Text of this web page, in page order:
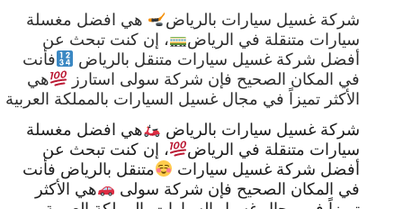
شركة غسيل سيارات بالرياض
هي افضل مغسلة
سيارات متنقلة في الرياض
، إن كنت تبحث عن
أفضل شركة غسيل سيارات متنقل بالرياض
فأنت
في المكان الصحيح فإن شركة سولى استارز
هي
الأكثر تميزاً في مجال غسيل السيارات بالمملكة العربية
شركة غسيل سيارات بالرياض
هي افضل مغسلة
سيارات متنقلة في الرياض
، إن كنت تبحث عن
أفضل شركة غسيل سيارات
متنقل بالرياض فأنت
في المكان الصحيح فإن شركة سولى
هي الأكثر